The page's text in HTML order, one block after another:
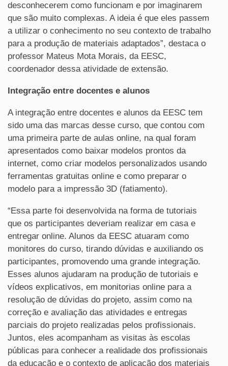
desconhecerem como funcionam e por imaginarem
que são muito complexas. A ideia é que eles passem
a utilizar o conhecimento no seu contexto de trabalho
para a produção de materiais adaptados”, destaca o
professor Mateus Mota Morais, da EESC,
coordenador dessa atividade de extensão.
Integração entre docentes e alunos
A integração entre docentes e alunos da EESC tem
sido uma das marcas desse curso, que contou com
uma primeira parte de aulas online, na qual foram
apresentados como baixar modelos prontos da
internet, como criar modelos personalizados usando
ferramentas gratuitas online e como preparar o
modelo para a impressão 3D (fatiamento).
“Essa parte foi desenvolvida na forma de tutoriais
que os participantes deveriam realizar em casa e
entregar online. Alunos da EESC atuaram como
monitores do curso, tirando dúvidas e auxiliando os
participantes, promovendo uma grande integração.
Esses alunos ajudaram na produção de tutoriais e
vídeos explicativos, em monitorias online para a
resolução de dúvidas do projeto, assim como na
correção e avaliação das atividades e entregas
parciais do projeto realizadas pelos profissionais.
Juntos, eles acompanham as visitas às escolas
públicas para conhecer a realidade dos profissionais
da educação e o contexto de aplicação dos materiais